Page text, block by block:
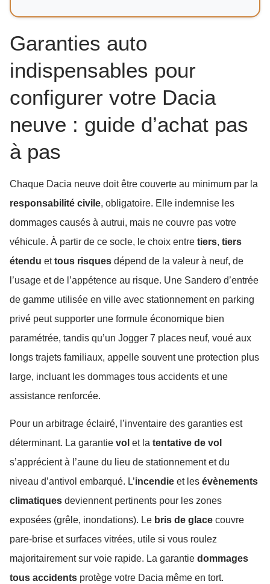
Garanties auto
indispensables pour
configurer votre Dacia
neuve : guide d’achat pas
à pas
Chaque Dacia neuve doit être couverte au minimum par la
responsabilité civile, obligatoire. Elle indemnise les
dommages causés à autrui, mais ne couvre pas votre
véhicule. À partir de ce socle, le choix entre tiers, tiers
étendu ettous risques dépend de la valeur à neuf, de
l’usage et de l’appétence au risque. Une Sandero d’entrée
de gamme utilisée en ville avec stationnement en parking
privé peut supporter une formule économique bien
paramétrée, tandis qu’un Jogger 7 places neuf, voué aux
longs trajets familiaux, appelle souvent une protection plus
large, incluant les dommages tous accidents et une
assistance renforcée.
Pour un arbitrage éclairé, l’inventaire des garanties est
déterminant. La garantie vol et la tentative de vol
s’apprécient à l’aune du lieu de stationnement et du
niveau d’antivol embarqué. L’incendie et les évènements
climatiques deviennent pertinents pour les zones
exposées (grêle, inondations). Le bris de glace couvre
pare-brise et surfaces vitrées, utile si vous roulez
majoritairement sur voie rapide. La garantie dommages
tous accidents protège votre Dacia même en tort.